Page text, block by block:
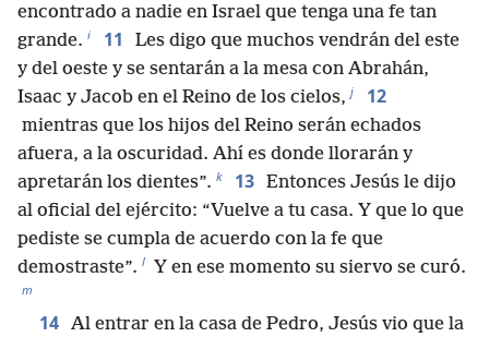
encontrado a nadie en Israel que tenga una fe tan
grande. i 11
Les digo que muchos vendrán del este
y del oeste y se sentarán a la mesa con Abrahán,
Isaac y Jacob en el Reino de los cielos, j 12
mientras que los hijos del Reino serán echados
afuera, a la oscuridad. Ahí es donde llorarán y
apretarán los dientes”. k 13 Entonces Jesús le dijo
al oficial del ejército: “Vuelve a tu casa. Y que lo que
pediste se cumpla de acuerdo con la fe que
demostraste”. l Y en ese momento su siervo se curó.
m
14 Al entrar en la casa de Pedro, Jesús vio que la